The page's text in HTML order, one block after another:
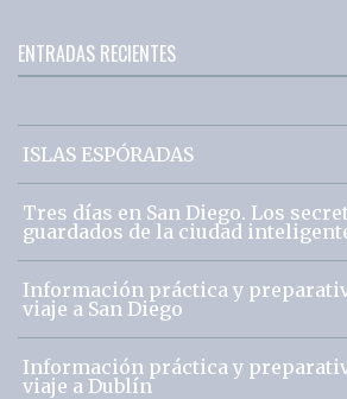
ENTRADAS RECIENTES
ISLAS ESPÓRADAS
Tres días en San Diego. Los
guardados de la ciudad
Información práctica y
viaje a San Diego
Información práctica y
viaje a Dublín